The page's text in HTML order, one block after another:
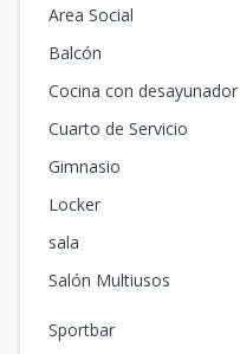
Area Social
Balcón
Cocina con desayunador
Cuarto de Servicio
Gimnasio
Locker
sala
Salón Multiusos
Sportbar